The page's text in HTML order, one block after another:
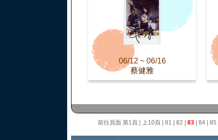
06/12 ~ 06/16
蔡健雅
前往頁面 第1頁 上10頁 81 82 83 84 85